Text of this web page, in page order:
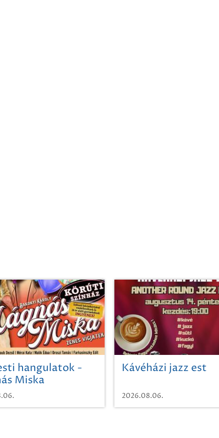
hangulatok -
Miska
Kávéházi jazz est
2026.08.06.